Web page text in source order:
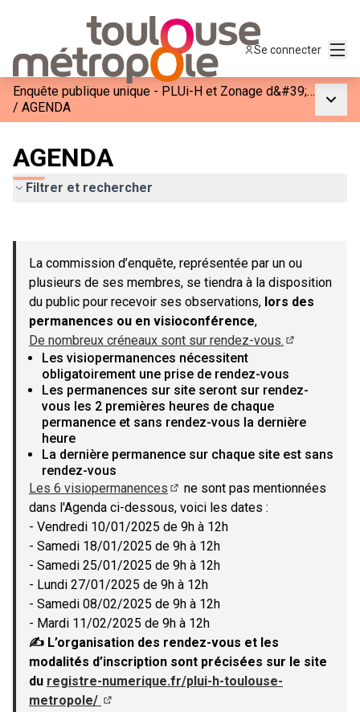
Se connecter
Enquête publique unique - PLUi-H et Zonage d&#39;Assainissement de Toulouse Métropole
/ AGENDA
AGENDA
Filtrer et rechercher
−
La commission d’enquête, représentée par un ou
plusieurs de ses membres, se tiendra à la disposition
du public pour recevoir ses observations, lors des
permanences ou en visioconférence,
De nombreux créneaux sont sur rendez-vous.
Les visiopermanences nécessitent
obligatoirement une prise de rendez-vous
Les permanences sur site seront sur rendez-
vous les 2 premières heures de chaque
permanence et sans rendez-vous la dernière
heure
La dernière permanence sur chaque site est sans
rendez-vous
Les 6 visiopermanences
(Lien externe)
ne sont pas mentionnées
dans l'Agenda ci-dessous, voici les dates :
- Vendredi 10/01/2025 de 9h à 12h
- Samedi 18/01/2025 de 9h à 12h
- Samedi 25/01/2025 de 9h à 12h
- Lundi 27/01/2025 de 9h à 12h
- Samedi 08/02/2025 de 9h à 12h
- Mardi 11/02/2025 de 9h à 12h
✍ L’organisation des rendez-vous et les
modalités d’inscription sont précisées sur le site
du registre-numerique.fr/plui-h-toulouse-
metropole/